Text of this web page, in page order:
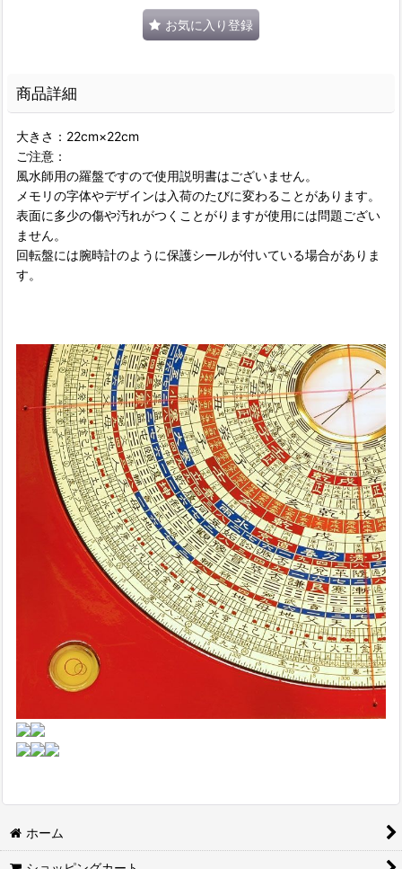
お気に入り登録
商品詳細
大きさ：22cm×22cm
ご注意：
風水師用の羅盤ですので使用説明書はございません。
メモリの字体やデザインは入荷のたびに変わることがあります。
表面に多少の傷や汚れがつくことがりますが使用には問題ござい
ません。
回転盤には腕時計のように保護シールが付いている場合がありま
す。
ホーム